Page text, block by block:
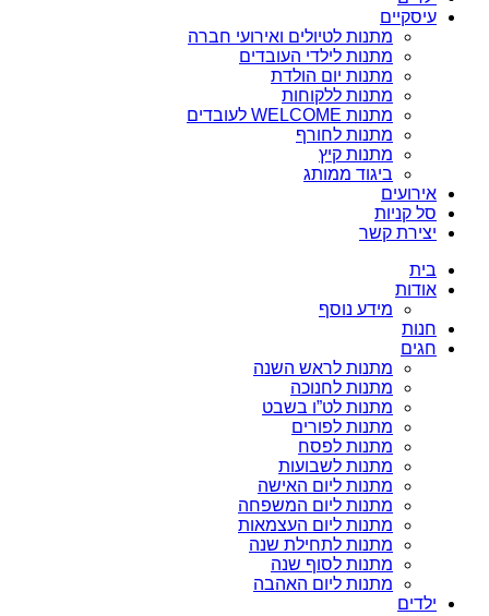
עיסקיים
מתנות לטיולים ואירועי חברה
מתנות לילדי העובדים
מתנות יום הולדת
מתנות ללקוחות
מתנות WELCOME לעובדים
מתנות לחורף
מתנות קיץ
ביגוד ממותג
אירועים
סל קניות
יצירת קשר
בית
אודות
מידע נוסף
חנות
חגים
מתנות לראש השנה
מתנות לחנוכה
מתנות לט”ו בשבט
מתנות לפורים
מתנות לפסח
מתנות לשבועות
מתנות ליום האישה
מתנות ליום המשפחה
מתנות ליום העצמאות
מתנות לתחילת שנה
מתנות לסוף שנה
מתנות ליום האהבה
ילדים